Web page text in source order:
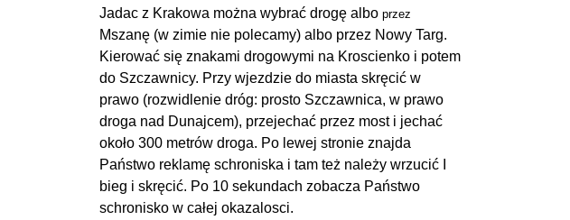
Jadac z Krakowa można wybrać drogę albo przez
Mszanę (w zimie nie polecamy) albo przez Nowy Targ.
Kierować się znakami drogowymi na Kroscienko i potem
do Szczawnicy. Przy wjezdzie do miasta skręcić w
prawo (rozwidlenie dróg: prosto Szczawnica, w prawo
droga nad Dunajcem), przejechać przez most i jechać
około 300 metrów droga. Po lewej stronie znajda
Państwo reklamę schroniska i tam też należy wrzucić I
bieg i skręcić. Po 10 sekundach zobacza Państwo
schronisko w całej okazalosci.